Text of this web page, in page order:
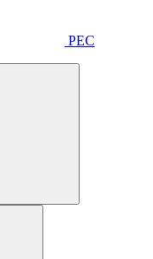
PEC